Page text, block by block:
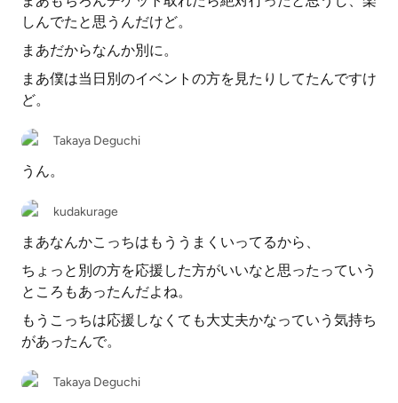
しんでたと思うんだけど。
まあだからなんか別に。
まあ僕は当日別のイベントの方を見たりしてたんですけ
ど。
Takaya Deguchi
うん。
kudakurage
まあなんかこっちはもううまくいってるから、
ちょっと別の方を応援した方がいいなと思ったっていう
ところもあったんだよね。
もうこっちは応援しなくても大丈夫かなっていう気持ち
があったんで。
Takaya Deguchi